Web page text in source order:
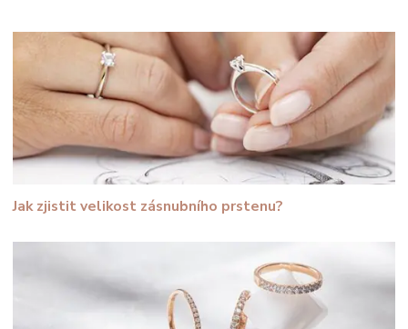
Jak zjistit velikost zásnubního prstenu?